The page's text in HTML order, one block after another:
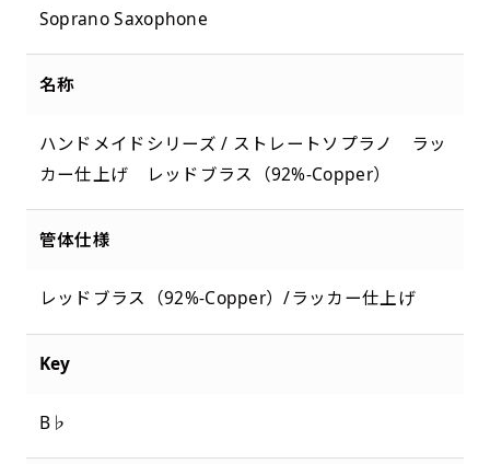
Soprano Saxophone
名称
ハンドメイドシリーズ / ストレートソプラノ ラッ
カー仕上げ レッドブラス（92%-Copper）
管体仕様
レッドブラス（92%-Copper）/ラッカー仕上げ
Key
B♭